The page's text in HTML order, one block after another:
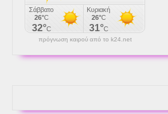
πρόγνωση καιρού από το k24.net